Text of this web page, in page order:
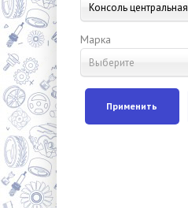
Консоль центральная
Марка
Выберите
Применить